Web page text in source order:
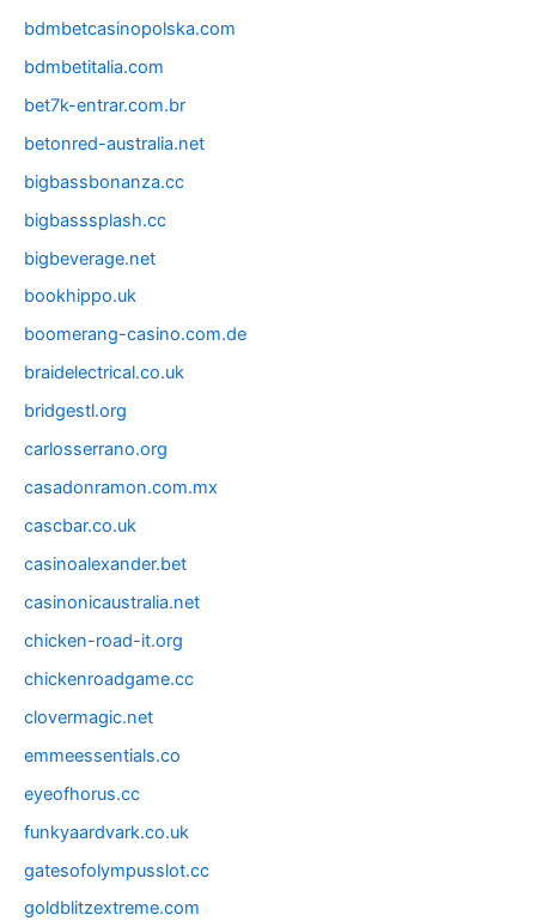
bdmbetcasinopolska.com
bdmbetitalia.com
bet7k-entrar.com.br
betonred-australia.net
bigbassbonanza.cc
bigbasssplash.cc
bigbeverage.net
bookhippo.uk
boomerang-casino.com.de
braidelectrical.co.uk
bridgestl.org
carlosserrano.org
casadonramon.com.mx
cascbar.co.uk
casinoalexander.bet
casinonicaustralia.net
chicken-road-it.org
chickenroadgame.cc
clovermagic.net
emmeessentials.co
eyeofhorus.cc
funkyaardvark.co.uk
gatesofolympusslot.cc
goldblitzextreme.com